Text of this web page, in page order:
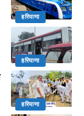
हरियाणा
हरियाणा
हरियाणा